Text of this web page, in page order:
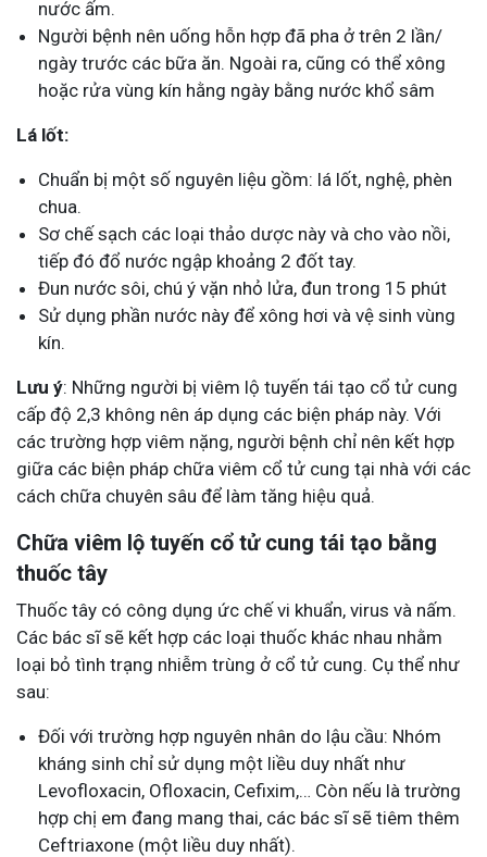
nước ấm.
Người bệnh nên uống hỗn hợp đã pha ở trên 2 lần/
ngày trước các bữa ăn. Ngoài ra, cũng có thể xông
hoặc rửa vùng kín hằng ngày bằng nước khổ sâm
Lá lốt:
Chuẩn bị một số nguyên liệu gồm: lá lốt, nghệ, phèn
chua.
Sơ chế sạch các loại thảo dược này và cho vào nồi,
tiếp đó đổ nước ngập khoảng 2 đốt tay.
Đun nước sôi, chú ý vặn nhỏ lửa, đun trong 15 phút
Sử dụng phần nước này để xông hơi và vệ sinh vùng
kín.
Lưu ý: Những người bị viêm lộ tuyến tái tạo cổ tử cung
cấp độ 2,3 không nên áp dụng các biện pháp này. Với
các trường hợp viêm nặng, người bệnh chỉ nên kết hợp
giữa các biện pháp chữa viêm cổ tử cung tại nhà với các
cách chữa chuyên sâu để làm tăng hiệu quả.
Chữa viêm lộ tuyến cổ tử cung tái tạo bằng
thuốc tây
Thuốc tây có công dụng ức chế vi khuẩn, virus và nấm.
Các bác sĩ sẽ kết hợp các loại thuốc khác nhau nhằm
loại bỏ tình trạng nhiễm trùng ở cổ tử cung. Cụ thể như
sau:
Đối với trường hợp nguyên nhân do lậu cầu: Nhóm
kháng sinh chỉ sử dụng một liều duy nhất như
Levofloxacin, Ofloxacin, Cefixim,… Còn nếu là trường
hợp chị em đang mang thai, các bác sĩ sẽ tiêm thêm
Ceftriaxone (một liều duy nhất).